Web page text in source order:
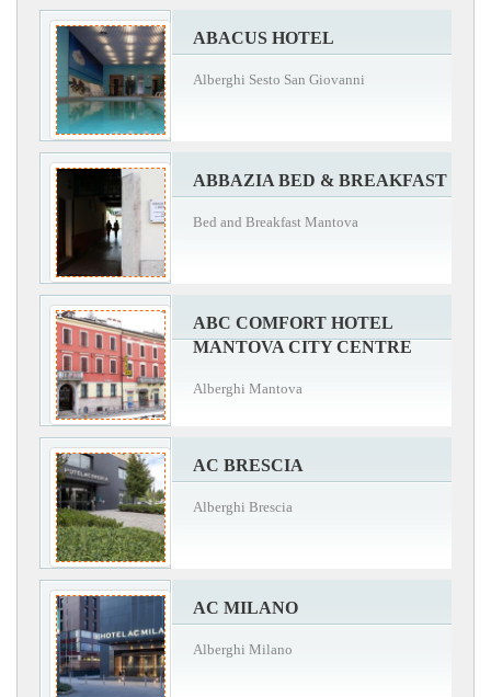
ABACUS HOTEL
Alberghi Sesto San Giovanni
ABBAZIA BED & BREAKFAST
Bed and Breakfast Mantova
ABC COMFORT HOTEL
MANTOVA CITY CENTRE
Alberghi Mantova
AC BRESCIA
Alberghi Brescia
AC MILANO
Alberghi Milano